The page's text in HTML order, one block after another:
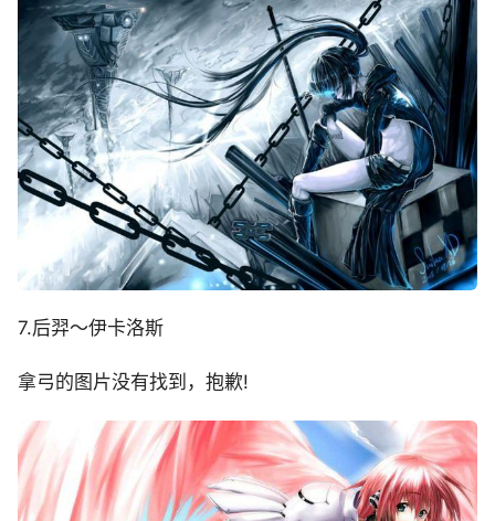
7.后羿～伊卡洛斯
拿弓的图片没有找到，抱歉!